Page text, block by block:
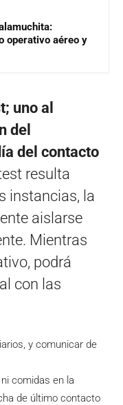
operativo aéreo y
uno al
del
del contacto
resulta
instancias, la
aislarse
Mientras
podrá
con las
y comunicar de
comidas en la
de último contacto